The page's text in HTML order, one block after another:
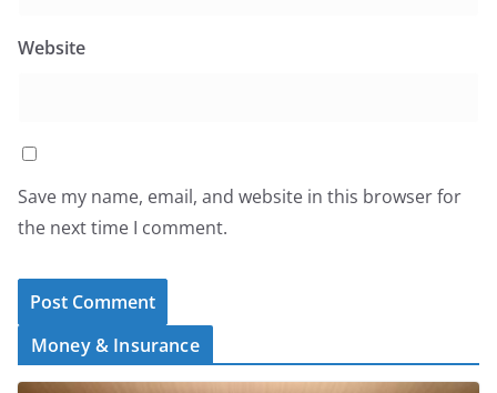
Website
Save my name, email, and website in this browser for
the next time I comment.
Money & Insurance